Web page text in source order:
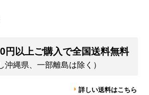
円以上ご購入で全国送料無料
沖縄県、一部離島は除く）
詳しい送料はこちら